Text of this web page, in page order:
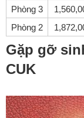
Phòng 3
Phòng 2
Gặp gỡ
CUK